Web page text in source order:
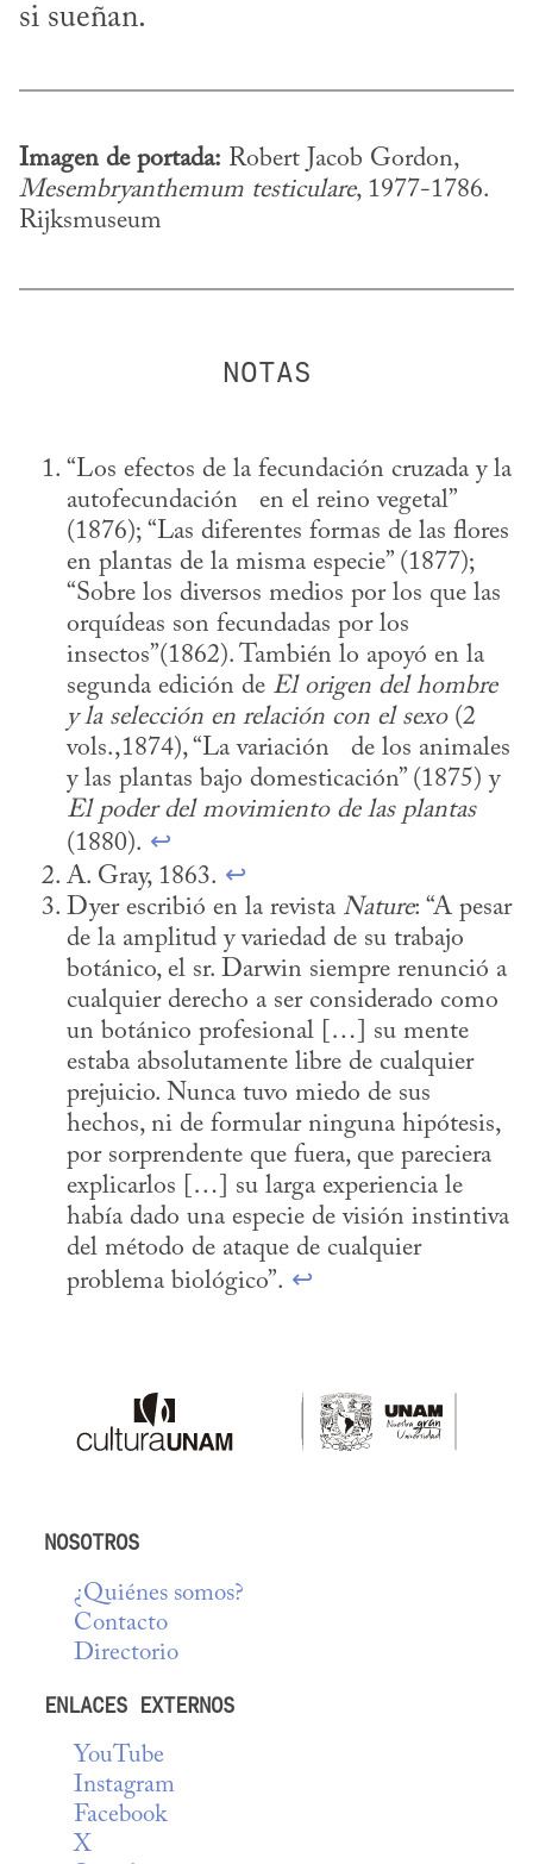
si sueñan.
Imagen de portada:
Mesembryanthemum testiculare, 1977-1786.
Rijksmuseum
“Los efectos de la fecundación cruzada y la
autofecundación   en el reino vegetal”
(1876); “Las diferentes formas de las flores
en plantas de la misma especie” (1877);
“Sobre los diversos medios por los que las
orquídeas son fecundadas por los
insectos”(1862). También lo apoyó en la
segunda edición de El origen del hombre
y la selección en relación con el sexo (2
vols.,1874), “La variación   de los animales
y las plantas bajo domesticación” (1875) y
El poder del movimiento de las plantas
(1880). ↩
A. Gray, 1863. ↩
Dyer escribió en la revista Nature: “A pesar
de la amplitud y variedad de su trabajo
botánico, el sr. Darwin siempre renunció a
cualquier derecho a ser considerado como
un botánico profesional […] su mente
estaba absolutamente libre de cualquier
prejuicio. Nunca tuvo miedo de sus
hechos, ni de formular ninguna hipótesis,
por sorprendente que fuera, que pareciera
explicarlos […] su larga experiencia le
había dado una especie de visión instintiva
del método de ataque de cualquier
problema biológico”. ↩
NOSOTROS
¿Quiénes somos?
Contacto
Directorio
ENLACES EXTERNOS
YouTube
Instagram
Facebook
X